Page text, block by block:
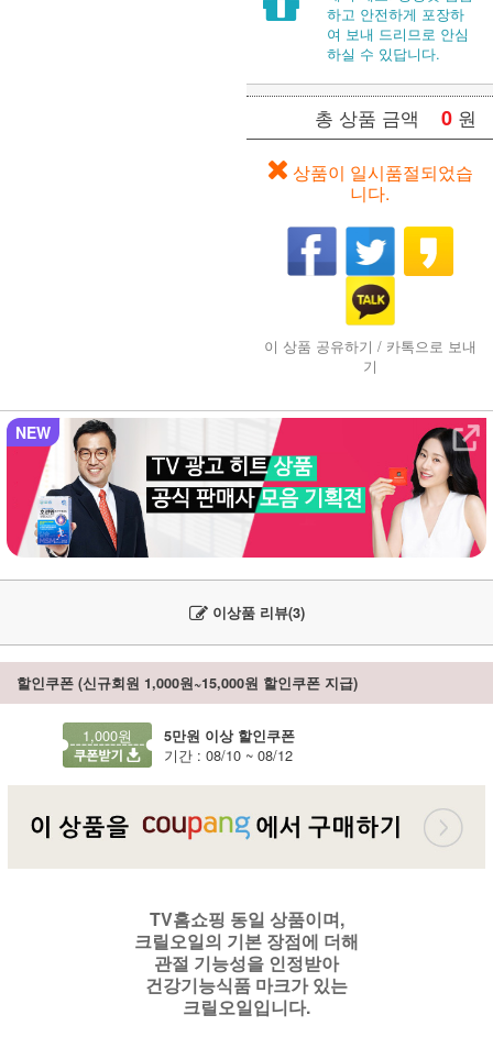
하고 안전하게 포장하
여 보내 드리므로 안심
하실 수 있답니다.
총 상품 금액 0 원
상품이 일시품절되었습
니다.
이 상품 공유하기 / 카톡으로 보내
기
NEW
이상품 리뷰(3)
할인쿠폰 (신규회원 1,000원~15,000원 할인쿠폰 지급)
1,000원 5만원 이상 할인쿠폰
기간 : 08/10 ~ 08/12
TV홈쇼핑 동일 상품이며,
크릴오일의 기본 장점에 더해
관절 기능성을 인정받아
건강기능식품 마크가 있는
크릴오일입니다.